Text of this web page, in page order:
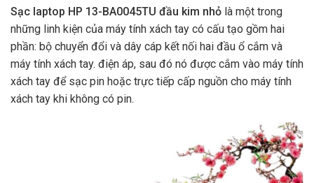
Sạc laptop HP 13-BA0045TU đầu kim nhỏ là một trong
những linh kiện của máy tính xách tay có cấu tạo gồm hai
phần: bộ chuyển đổi và dây cáp kết nối hai đầu ổ cắm và
máy tính xách tay. điện áp, sau đó nó được cắm vào máy tính
xách tay để sạc pin hoặc trực tiếp cấp nguồn cho máy tính
xách tay khi không có pin.